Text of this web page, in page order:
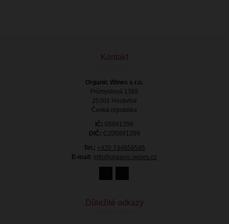
Kontakt
Organic Wines s.r.o.
Průmyslová 1368
25301 Hostivice
Česká republika
IČ: 05891299
DIČ: CZ05891299
Tel.: +420 734859585
E-mail: info@organic-wines.cz
Důležité odkazy